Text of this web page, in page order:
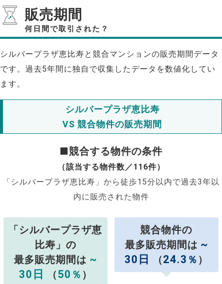
販売期間
何日間で取引された？
シルバープラザ恵比寿と競合マンションの販売期間データ
です。過去5年間に独自で収集したデータを数値化してい
ます。
シルバープラザ恵比寿
VS 競合物件の販売期間
■競合する物件の条件
（該当する物件数／116件）
「シルバープラザ恵比寿」から徒歩15分以内で過去3年以
内に販売された物件
「シルバープラザ恵
比寿」の
最多販売期間は ~
30日
（50 ％ ）
競合物件の
最多販売期間は ~
30日
（24.3 ％ ）